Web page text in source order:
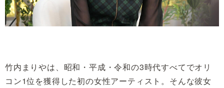
竹内まりやは、昭和・平成・令和の3時代すべてでオリ
コン1位を獲得した初の女性アーティスト。そんな彼女